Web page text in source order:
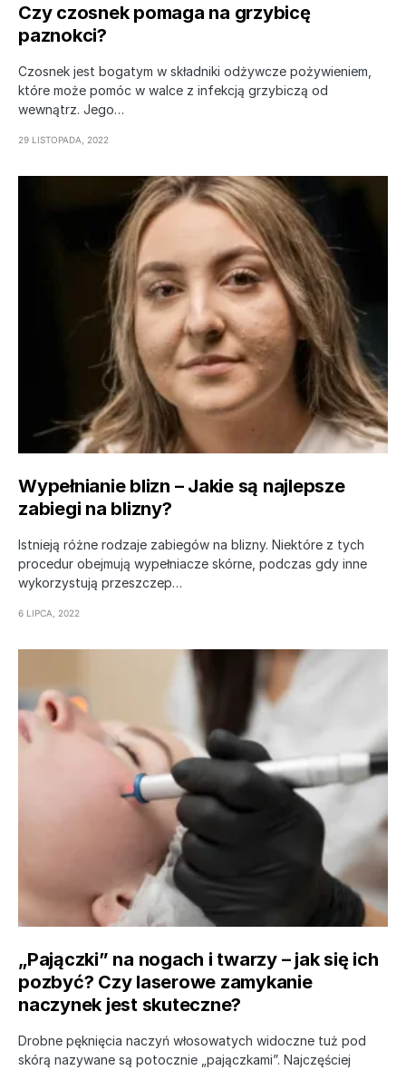
Czy czosnek pomaga na grzybicę
paznokci?
Czosnek jest bogatym w składniki odżywcze pożywieniem,
które może pomóc w walce z infekcją grzybiczą od
wewnątrz. Jego…
29 LISTOPADA, 2022
Wypełnianie blizn – Jakie są najlepsze
zabiegi na blizny?
Istnieją różne rodzaje zabiegów na blizny. Niektóre z tych
procedur obejmują wypełniacze skórne, podczas gdy inne
wykorzystują przeszczep…
6 LIPCA, 2022
„Pajączki” na nogach i twarzy – jak się ich
pozbyć? Czy laserowe zamykanie
naczynek jest skuteczne?
Drobne pęknięcia naczyń włosowatych widoczne tuż pod
skórą nazywane są potocznie „pajączkami”. Najczęściej